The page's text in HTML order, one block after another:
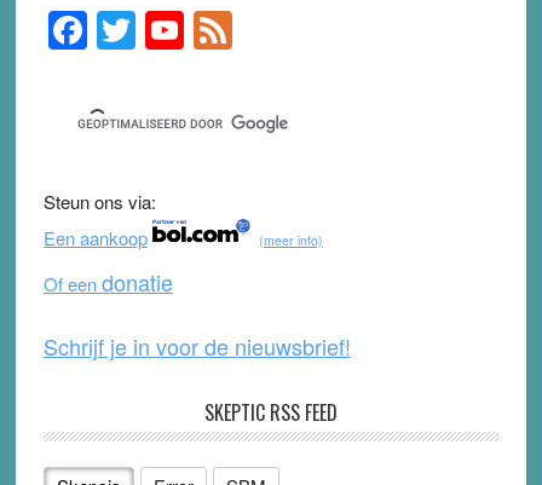
Primary
Sidebar
F
a
c
e
b
o
o
k
T
wi
tt
er
Y
o
u
T
b
e
F
e
d
Steun ons via:
Een aankoop
(meer info)
Of eendonatie
Schrijf je in voor de nieuwsbrief!
SKEPTIC RSS FEED